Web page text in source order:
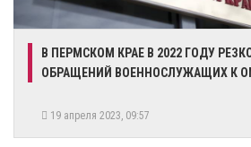
​В ПЕРМСКОМ КРАЕ В 2022 ГОДУ
ОБРАЩЕНИЙ ВОЕННОСЛУЖАЩИХ К
19 апреля 2023, 09:57